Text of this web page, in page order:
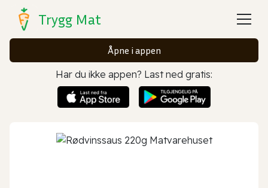
Trygg Mat
Åpne i appen
Har du ikke appen? Last ned gratis: